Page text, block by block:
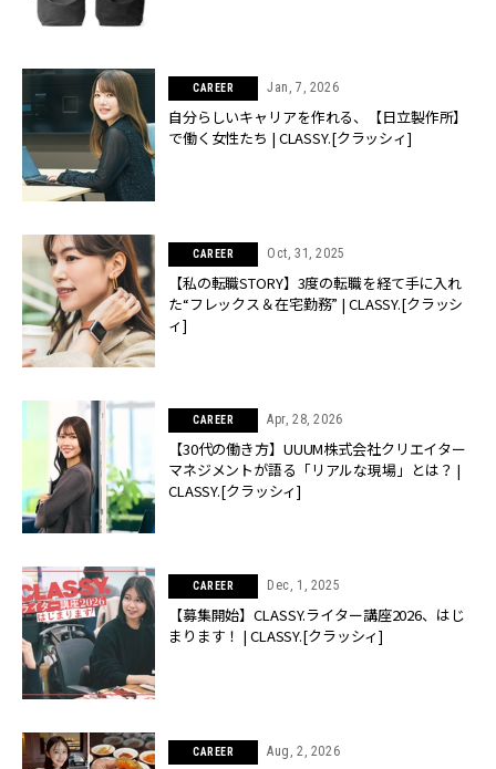
CAREER Jan, 7, 2026
自分らしいキャリアを作れる、【日立製作所】
で働く女性たち | CLASSY.[クラッシィ]
CAREER Oct, 31, 2025
【私の転職STORY】3度の転職を経て手に入れ
た“フレックス＆在宅勤務” | CLASSY.[クラッシ
ィ]
CAREER Apr, 28, 2026
【30代の働き方】UUUM株式会社クリエイター
マネジメントが語る「リアルな現場」とは？ |
CLASSY.[クラッシィ]
CAREER Dec, 1, 2025
【募集開始】CLASSY.ライター講座2026、はじ
まります！ | CLASSY.[クラッシィ]
CAREER Aug, 2, 2026